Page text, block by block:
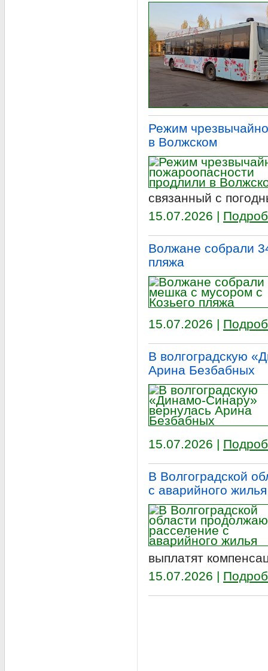
Режим
в Волжском
связанный с
15.07.2026 |
Волжане собрали
пляжа
15.07.2026 |
В волгоградскую
Арина Безбабных
15.07.2026 |
В Волгоградской
с аварийного жилья
выплатят
15.07.2026 |